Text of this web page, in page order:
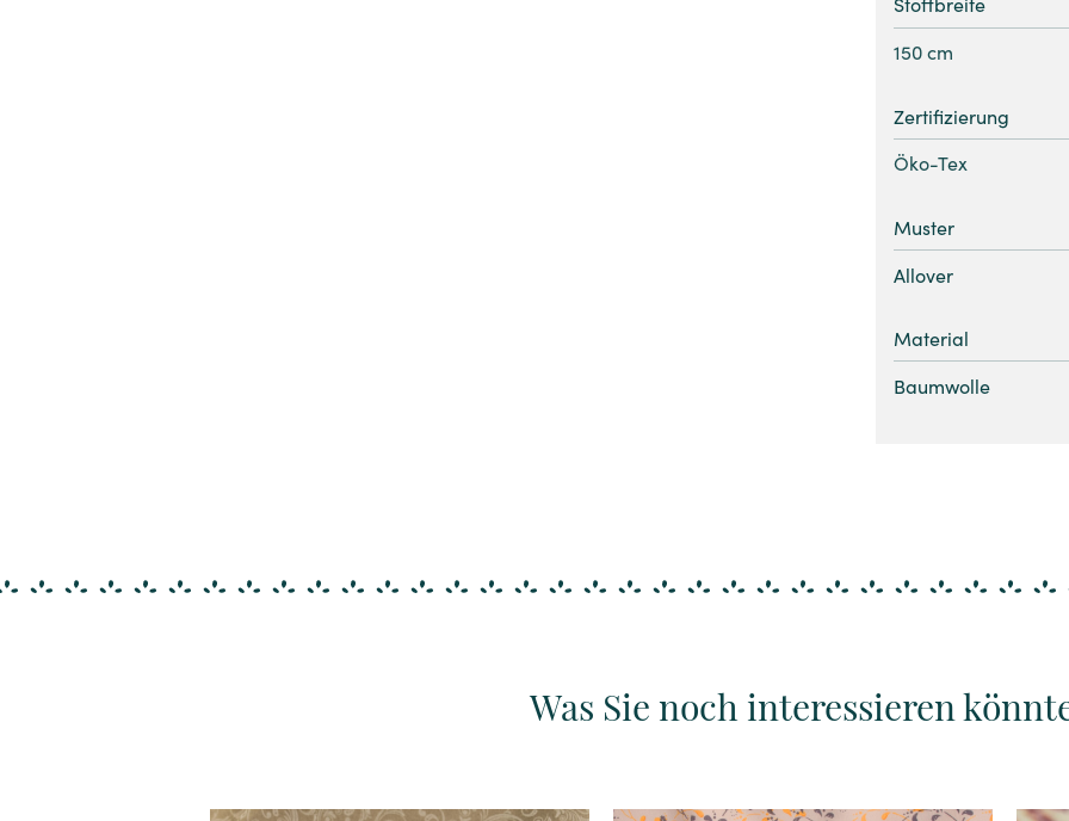
150 cm
Zertifizierung
Öko-Tex
Muster
Allover
Material
Baumwolle
Was Sie noch interessieren